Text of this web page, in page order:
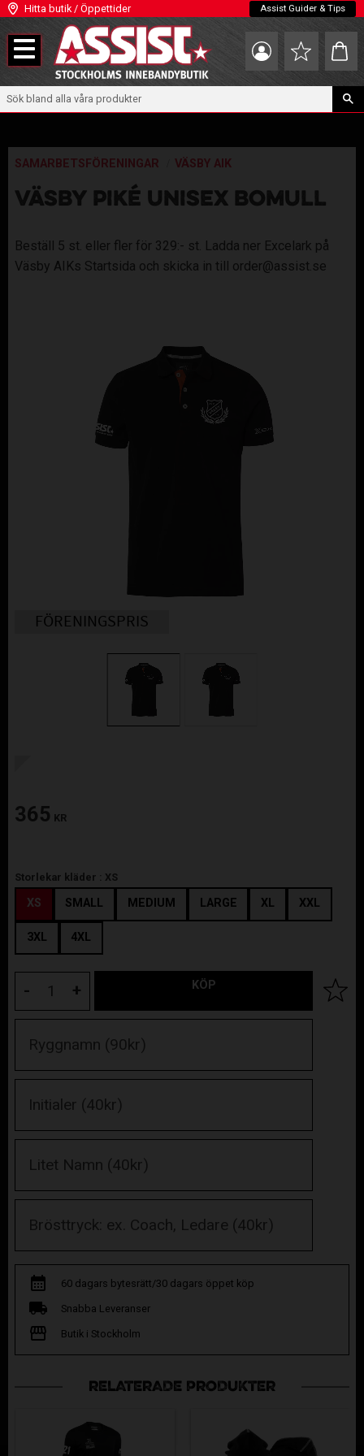
Meny
Hitta butik / Öppettider Assist Guider & Tips
Favoriter
SAMARBETSFÖRENINGAR VÄSBY AIK
VÄSBY PIKÉ UNISEX BOMULL
Beställ 5 st. eller fler för 329:- st. Ladda ner Excelark på
Väsby AIKs Startsida och skicka in till order@assist.se
FÖRENINGSPRIS
365 KR
Storlekar kläder : XS
XS SMALL MEDIUM LARGE XL XXL
3XL 4XL
+
- KÖP Lägg
60 dagars bytesrätt/30 dagars öppet köp
Snabba Leveranser
Butik i Stockholm
RELATERADE PRODUKTER